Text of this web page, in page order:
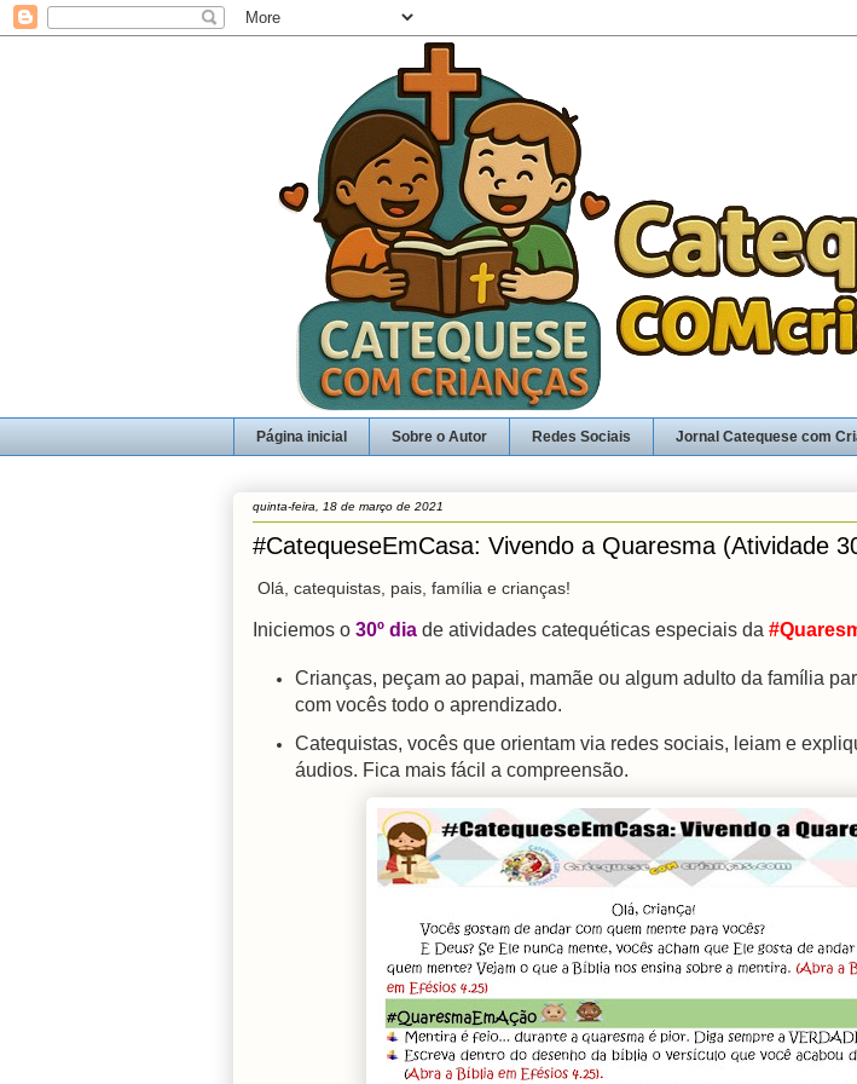
Página inicial Sobre o Autor Redes Sociais Jornal Catequese com
quinta-feira, 18 de março de 2021
#CatequeseEmCasa: Vivendo a Quaresma (Atividade
Olá, catequistas, pais, família e crianças!
Iniciemos o 30º dia de atividades catequéticas especiais da
Crianças, peçam ao papai, mamãe ou algum adulto da família
com vocês todo o aprendizado.
Catequistas, vocês que orientam via redes sociais, leiam e
áudios. Fica mais fácil a compreensão.